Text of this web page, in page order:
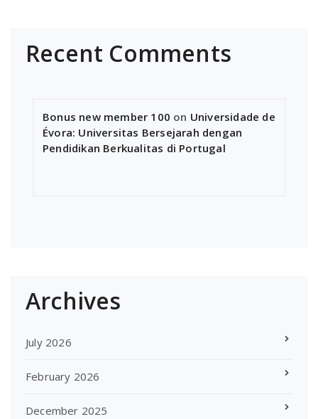
Recent Comments
Bonus new member 100 on Universidade de
Évora: Universitas Bersejarah dengan
Pendidikan Berkualitas di Portugal
Archives
July 2026
February 2026
December 2025